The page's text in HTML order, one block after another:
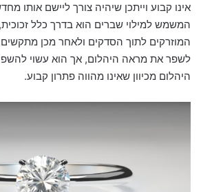
אינו קבוע וייתכן שיהיה צורך ליישם אותו
המשמש למילוי שברים הוא בדרך כלל זכוכית,
המוזרקים לתוך הסדקים ולאחר מכן
לשפר את מראה היהלום, אך הוא עשוי
היהלום מכיוון שאינו מהווה פתרון קבוע.